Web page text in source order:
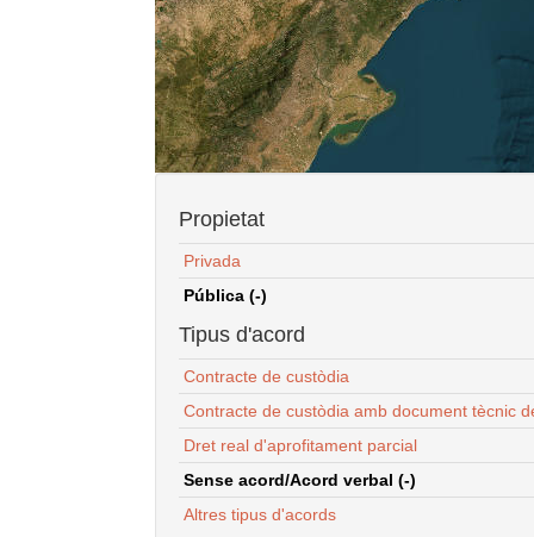
Propietat
Privada
Pública (-)
Tipus d'acord
Contracte de custòdia
Contracte de custòdia amb document tècnic
Dret real d'aprofitament parcial
Sense acord/Acord verbal (-)
Altres tipus d'acords